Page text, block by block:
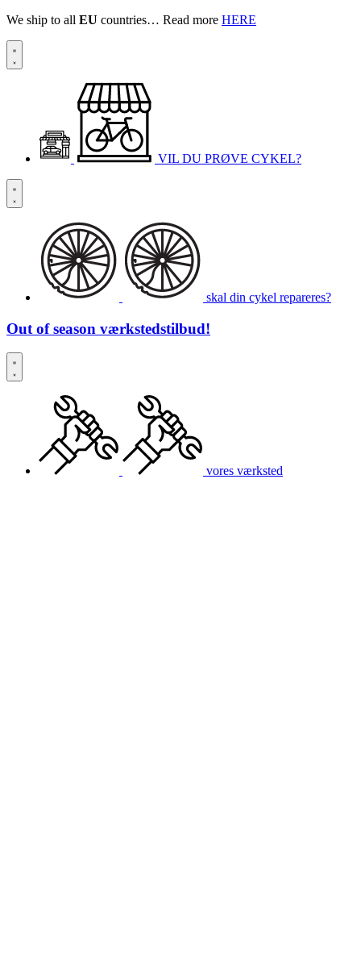
We ship to all EU countries… Read more HERE
VIL DU PRØVE CYKEL?
skal din cykel repareres?
Out of season værkstedstilbud!
vores værksted